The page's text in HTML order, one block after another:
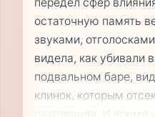
передел сфер
остаточную память
звуками,
видела, как убивали
подвальном баре,
клинок, которым